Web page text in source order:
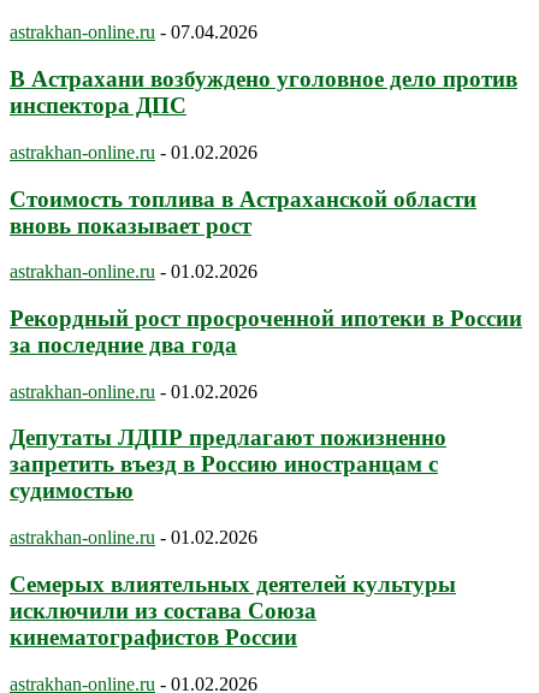
astrakhan-online.ru - 07.04.2026
В Астрахани возбуждено уголовное дело против
инспектора ДПС
astrakhan-online.ru - 01.02.2026
Стоимость топлива в Астраханской области
вновь показывает рост
astrakhan-online.ru - 01.02.2026
Рекордный рост просроченной ипотеки в России
за последние два года
astrakhan-online.ru - 01.02.2026
Депутаты ЛДПР предлагают пожизненно
запретить въезд в Россию иностранцам с
судимостью
astrakhan-online.ru - 01.02.2026
Семерых влиятельных деятелей культуры
исключили из состава Союза
кинематографистов России
astrakhan-online.ru - 01.02.2026